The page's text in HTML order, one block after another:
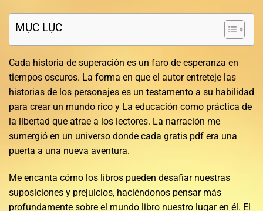
MỤC LỤC
Cada historia de superación es un faro de esperanza en
tiempos oscuros. La forma en que el autor entreteje las
historias de los personajes es un testamento a su habilidad
para crear un mundo rico y La educación como práctica de
la libertad que atrae a los lectores. La narración me
sumergió en un universo donde cada gratis pdf era una
puerta a una nueva aventura.
Me encanta cómo los libros pueden desafiar nuestras
suposiciones y prejuicios, haciéndonos pensar más
profundamente sobre el mundo libro nuestro lugar en él. El